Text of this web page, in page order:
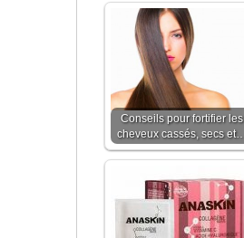
Conseils pour fortifier les
cheveux cassés, secs et…